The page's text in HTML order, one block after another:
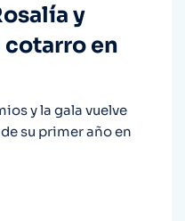
y
en
y la gala vuelve
su primer año en